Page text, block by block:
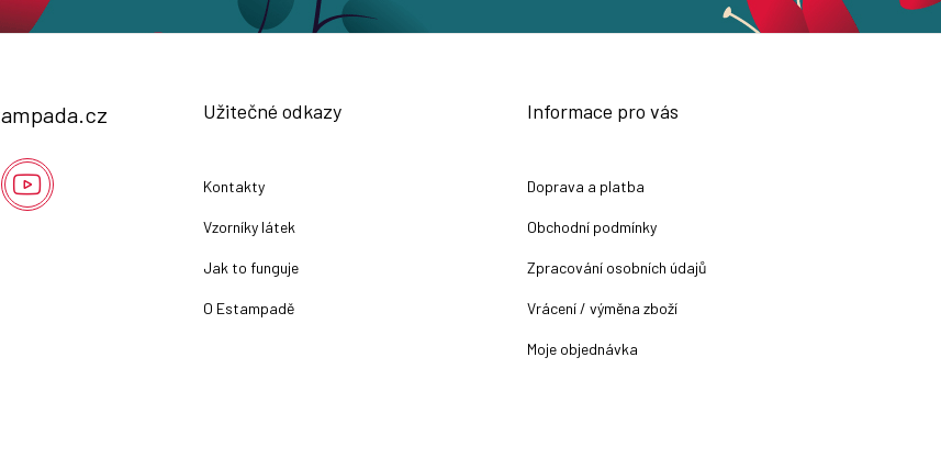
Užitečné odkazy
Kontakty
Vzorníky látek
Jak to funguje
O Estampadě
Informace pro vás
Doprava a platba
Obchodní podmínky
Zpracování osobních údajů
Vrácení / výměna zboží
Moje objednávka